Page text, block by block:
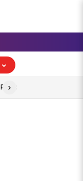
Piala Aff 2026
›